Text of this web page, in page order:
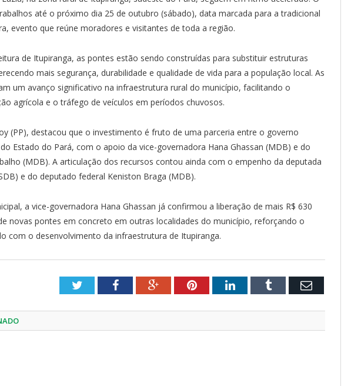
até o próximo dia 25 de outubro (sábado), data marcada para a tradicional
evento que reúne moradores e visitantes de toda a região.
de Itupiranga, as pontes estão sendo construídas para substituir estruturas
mais segurança, durabilidade e qualidade de vida para a população local. As
um avanço significativo na infraestrutura rural do município, facilitando o
agrícola e o tráfego de veículos em períodos chuvosos.
(PP), destacou que o investimento é fruto de uma parceria entre o governo
Estado do Pará, com o apoio da vice-governadora Hana Ghassan (MDB) e do
(MDB). A articulação dos recursos contou ainda com o empenho da deputada
e do deputado federal Keniston Braga (MDB).
a vice-governadora Hana Ghassan já confirmou a liberação de mais R$ 630
novas pontes em concreto em outras localidades do município, reforçando o
com o desenvolvimento da infraestrutura de Itupiranga.
TwitterFacebookGoogle+PinterestLinkedInTumblr Email